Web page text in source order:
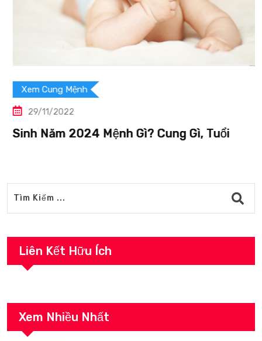
Xem Cung Mệnh
29/11/2022
Sinh Năm 2024 Mệnh Gì? Cung Gì, Tuổi
Liên Kết Hữu Ích
Xem Nhiều Nhất